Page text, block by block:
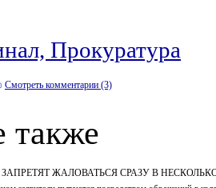
Прокуратура
Смотреть комментарии (3)
также
ЖАЛОВАТЬСЯ СРАЗУ В